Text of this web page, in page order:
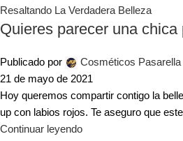
Resaltando La Verdadera Belleza
Quieres parecer una chica
Publicado por
Cosméticos Pasarella
21 de mayo de 2021
Hoy queremos compartir contigo la
up con labios rojos. Te aseguro que
Continuar leyendo